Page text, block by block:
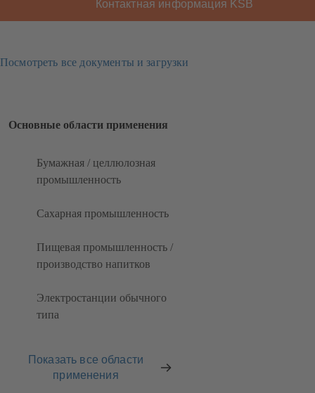
Контактная информация KSB
Посмотреть все документы и загрузки
Основные области применения
Бумажная / целлюлозная
промышленность
Сахарная промышленность
Пищевая промышленность /
производство напитков
Электростанции обычного
типа
Показать все области
применения